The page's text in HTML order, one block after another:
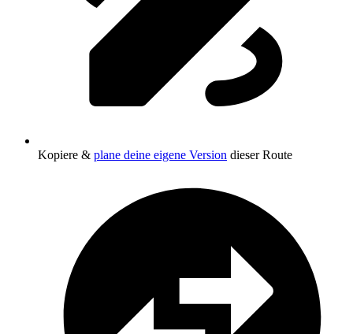
Kopiere & plane deine eigene Version dieser Route